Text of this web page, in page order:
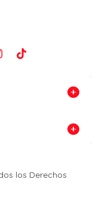
los Derechos